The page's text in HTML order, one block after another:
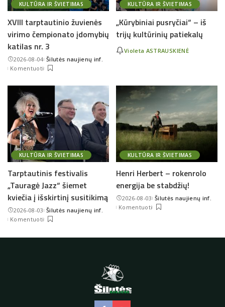
KULTŪRA IR ŠVIETIMAS
XVIII tarptautinio žuvienės
virimo čempionato įdomybių
katilas nr. 3
2026-08-04Posted
by
Šilutės naujienų inf.
Komentuoti
KULTŪRA IR ŠVIETIMAS
„Kūrybiniai pusryčiai“ – iš
trijų kultūrinių patiekalų
Violeta ASTRAUSKIENĖ
KULTŪRA IR ŠVIETIMAS
Tarptautinis festivalis
„Tauragė Jazz“ šiemet
kviečia į išskirtinį susitikimą
2026-08-03Posted
by
Šilutės naujienų inf.
Komentuoti
KULTŪRA IR ŠVIETIMAS
Henri Herbert – rokenrolo
energija be stabdžių!
2026-08-03Posted
by
Šilutės naujienų inf.
Komentuoti